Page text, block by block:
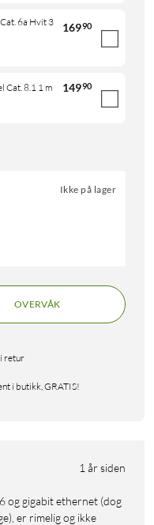
6a Hvit 3
16990
Cat. 8.1 1 m 14990
Ikke på lager
OVERVÅK
retur
i butikk, GRATIS!
1 år siden
er rimelig og ikke